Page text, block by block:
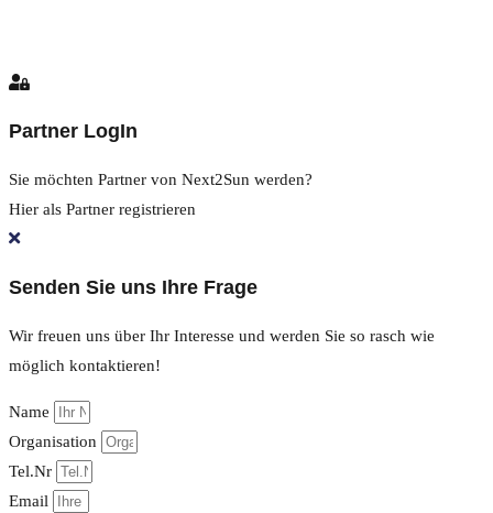
Partner LogIn
Sie möchten Partner von Next2Sun werden?
Hier als Partner registrieren
Senden Sie uns Ihre Frage
Wir freuen uns über Ihr Interesse und werden Sie so rasch wie
möglich kontaktieren!
Name
Organisation
Tel.Nr
Email